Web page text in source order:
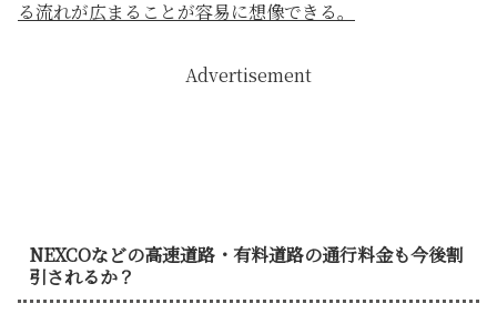
る流れが広まることが容易に想像できる。
Advertisement
NEXCOなどの高速道路・有料道路の通行料金も今後割
引されるか？